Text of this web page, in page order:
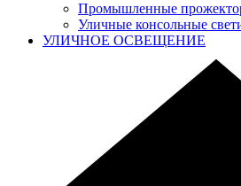
Промышленные
Уличные консольные
УЛИЧНОЕ ОСВЕЩЕНИЕ